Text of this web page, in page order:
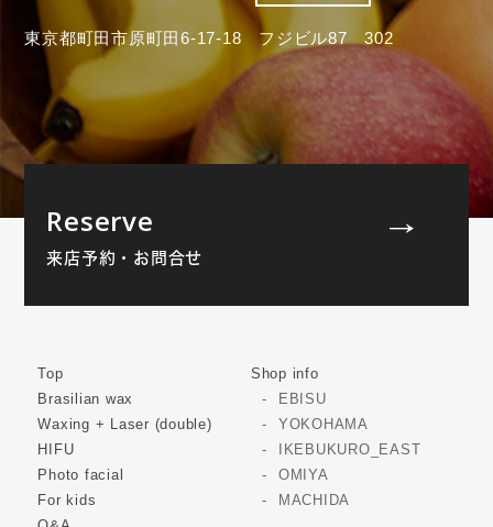
東京都町田市原町田6-17-18 フジビル87 302
Reserve
来店予約・お問合せ
Top
Brasilian wax
Waxing + Laser (double)
HIFU
Photo facial
For kids
Shop info
EBISU
YOKOHAMA
IKEBUKURO_EAST
OMIYA
MACHIDA